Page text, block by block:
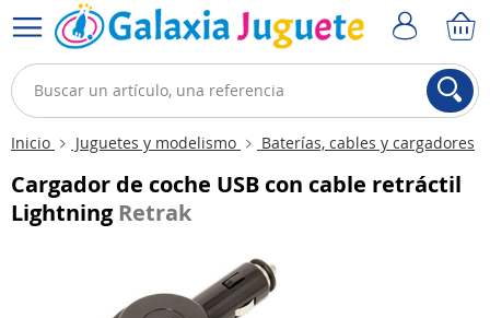
Inicio Juguetes y modelismo Baterías, cables y cargadores
Cargador de coche USB con cable retráctil
Lightning Retrak